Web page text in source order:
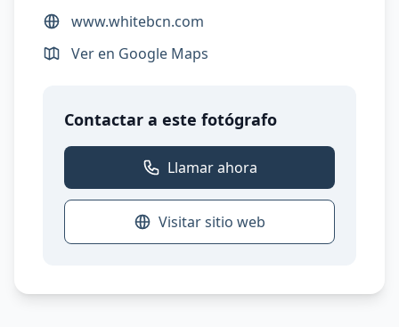
www.whitebcn.com
Ver en Google Maps
Contactar a este fotógrafo
Llamar ahora
Visitar sitio web